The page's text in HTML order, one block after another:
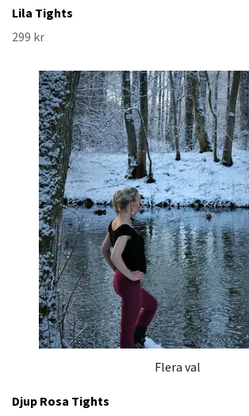
Lila Tights
299 kr
Flera val
Djup Rosa Tights